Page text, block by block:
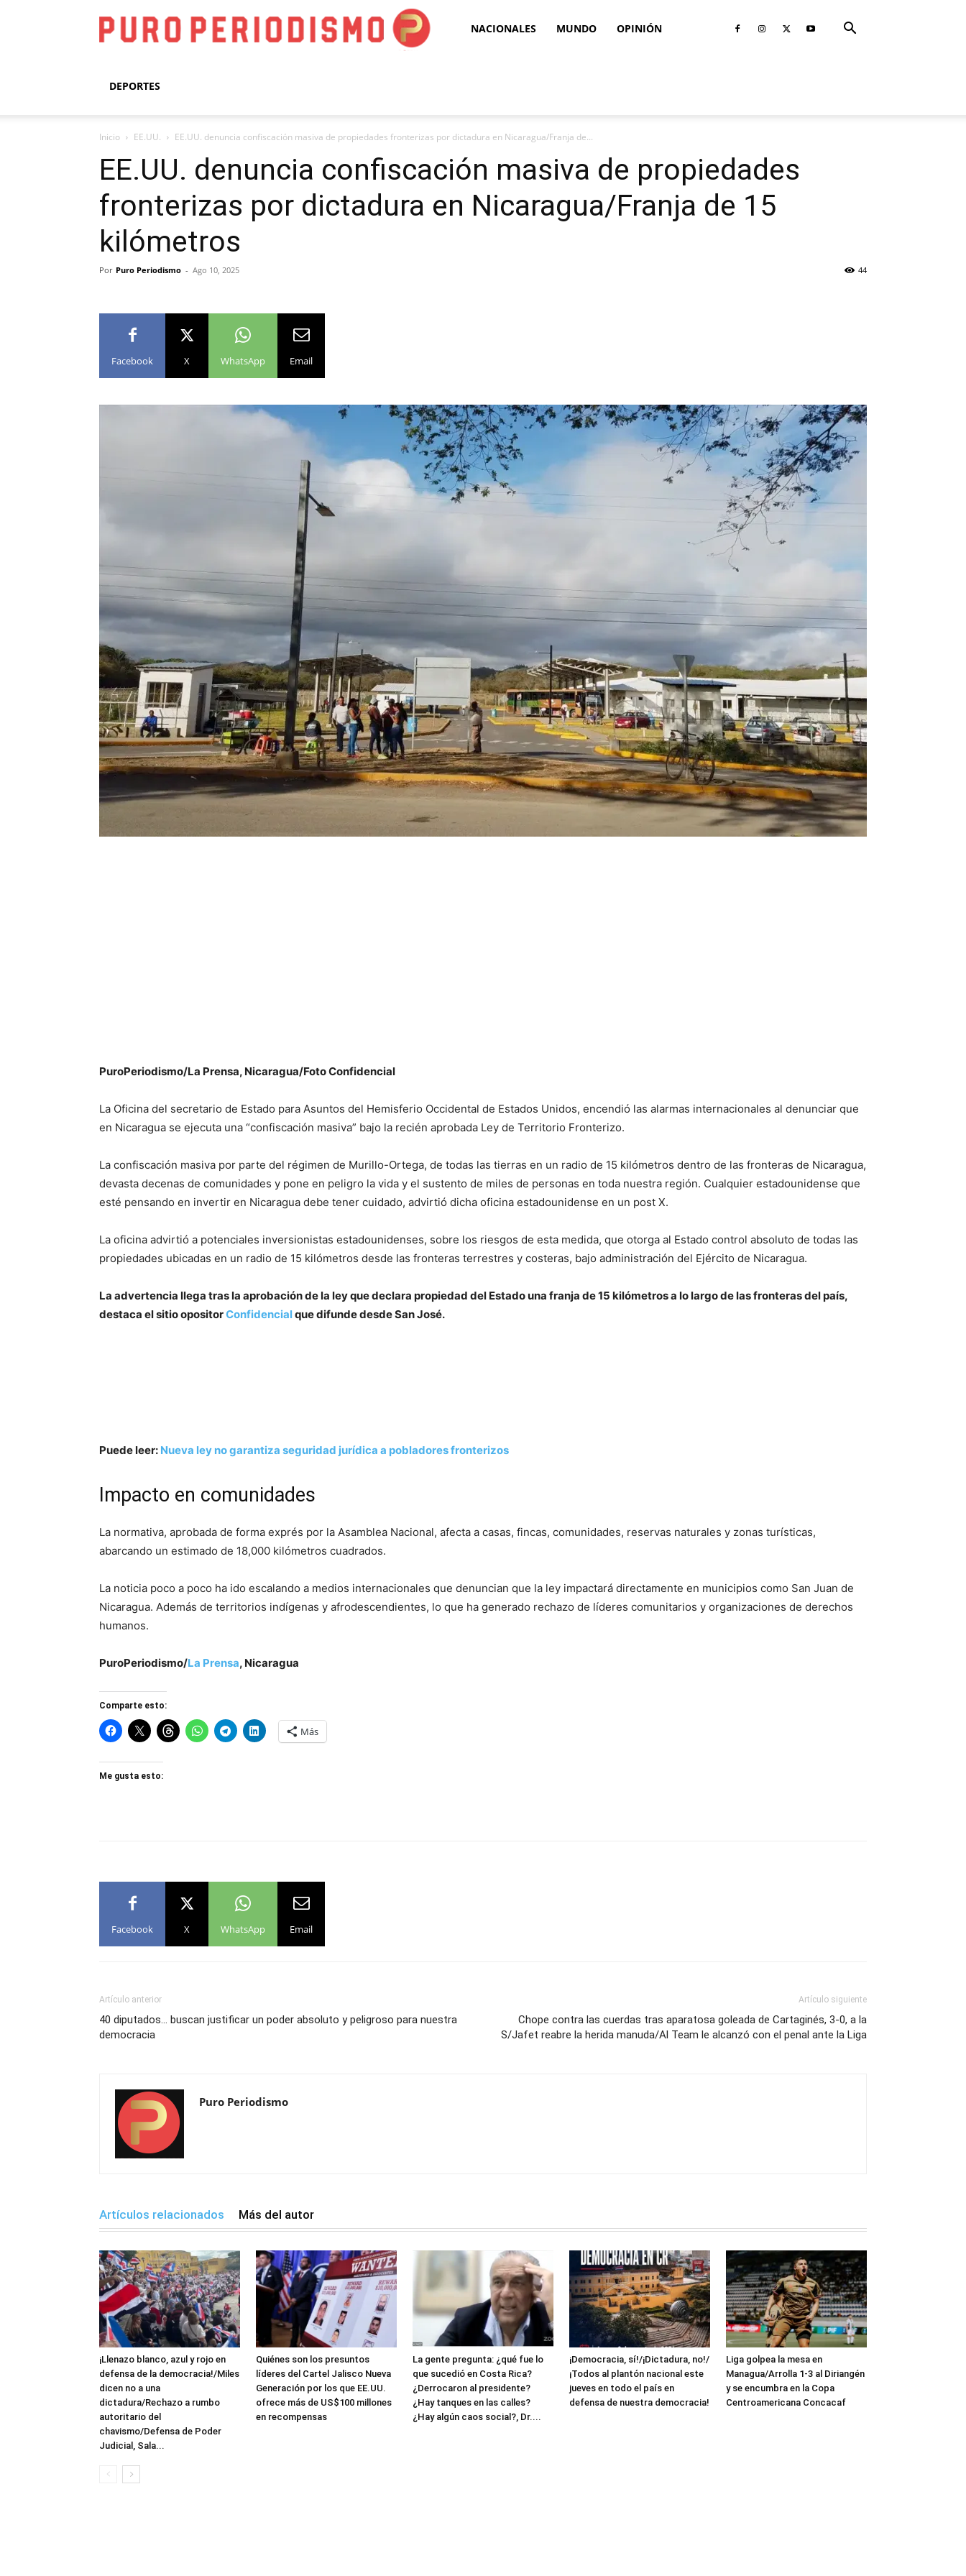
Puro NACIONALES MUNDO OPINIÓN
DEPORTES
Inicio EE.UU. EE.UU. denuncia confiscación masiva de propiedades fronterizas por dictadura en Nicaragua/Franja de...
EE.UU. denuncia confiscación masiva de propiedades
fronterizas por dictadura en Nicaragua/Franja de 15
kilómetros
Por Puro Periodismo - Ago 10, 2025 44
Facebook X WhatsApp Email
PuroPeriodismo/La Prensa, Nicaragua/Foto Confidencial
La Oficina del secretario de Estado para Asuntos del Hemisferio Occidental de Estados Unidos, encendió las alarmas internacionales al denunciar que
en Nicaragua se ejecuta una “confiscación masiva” bajo la recién aprobada Ley de Territorio Fronterizo.
La confiscación masiva por parte del régimen de Murillo-Ortega, de todas las tierras en un radio de 15 kilómetros dentro de las fronteras de Nicaragua,
devasta decenas de comunidades y pone en peligro la vida y el sustento de miles de personas en toda nuestra región. Cualquier estadounidense que
esté pensando en invertir en Nicaragua debe tener cuidado, advirtió dicha oficina estadounidense en un post X.
La oficina advirtió a potenciales inversionistas estadounidenses, sobre los riesgos de esta medida, que otorga al Estado control absoluto de todas las
propiedades ubicadas en un radio de 15 kilómetros desde las fronteras terrestres y costeras, bajo administración del Ejército de Nicaragua.
La advertencia llega tras la aprobación de la ley que declara propiedad del Estado una franja de 15 kilómetros a lo largo de las fronteras del país,
destaca el sitio opositorConfidencialque difunde desde San José.
Puede leer: Nueva ley no garantiza seguridad jurídica a pobladores fronterizos
Impacto en comunidades
La normativa, aprobada de forma exprés por la Asamblea Nacional, afecta a casas, fincas, comunidades, reservas naturales y zonas turísticas,
abarcando un estimado de 18,000 kilómetros cuadrados.
La noticia poco a poco ha ido escalando a medios internacionales que denuncian que la ley impactará directamente en municipios como San Juan de
Nicaragua. Además de territorios indígenas y afrodescendientes, lo que ha generado rechazo de líderes comunitarios y organizaciones de derechos
humanos.
PuroPeriodismo/La Prensa, Nicaragua
Comparte esto:
Más
Me gusta esto:
Facebook X WhatsApp Email
Artículo anterior
40 diputados… buscan justificar un poder absoluto y peligroso para nuestra
democracia
Artículo siguiente
Chope contra las cuerdas tras aparatosa goleada de Cartaginés, 3-0, a la
S/Jafet reabre la herida manuda/Al Team le alcanzó con el penal ante la Liga
Puro Periodismo
Artículos relacionados Más del autor
¡Llenazo blanco, azul y rojo en
defensa de la democracia!/Miles
dicen no a una
dictadura/Rechazo a rumbo
autoritario del
chavismo/Defensa de Poder
Judicial, Sala...
Quiénes son los presuntos
líderes del Cartel Jalisco Nueva
Generación por los que EE.UU.
ofrece más de US$100 millones
en recompensas
La gente pregunta: ¿qué fue lo
que sucedió en Costa Rica?
¿Derrocaron al presidente?
¿Hay tanques en las calles?
¿Hay algún caos social?, Dr....
¡Democracia, sí!/¡Dictadura, no!/
¡Todos al plantón nacional este
jueves en todo el país en
defensa de nuestra democracia!
Liga golpea la mesa en
Managua/Arrolla 1-3 al Diriangén
y se encumbra en la Copa
Centroamericana Concacaf